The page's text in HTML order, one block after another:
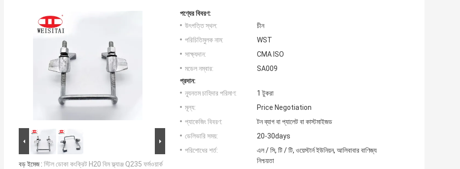
বড় ইমেজ : স্টিল ডোকা কংক্রিট H20 বিম ফ্ল্যাঞ্জ Q235 ফর্মওয়ার্ক
পণ্যের বিবরণ:
উৎপত্তি স্থল:
চীন
পরিচিতিমুলক নাম:
WST
সাক্ষ্যদান:
CMA ISO
মডেল নম্বার:
SA009
প্রদান:
ন্যূনতম চাহিদার পরিমাণ:
1 টুকরা
মূল্য:
Price Negotiation
প্যাকেজিং বিবরণ:
টন ব্যাগ বা প্যালেট বা কাস্টমাইজড
ডেলিভারি সময়:
20-30days
পরিশোধের শর্ত:
এল / সি, টি / টি, ওয়েস্টার্ন ইউনিয়ন, আলিবাবার বাণিজ্য
নিশ্চয়তা